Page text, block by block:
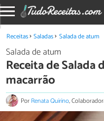
Receitas Saladas Salada de atum
Salada de atum
Receita de Salada
macarrão
PorRenata Quirino,